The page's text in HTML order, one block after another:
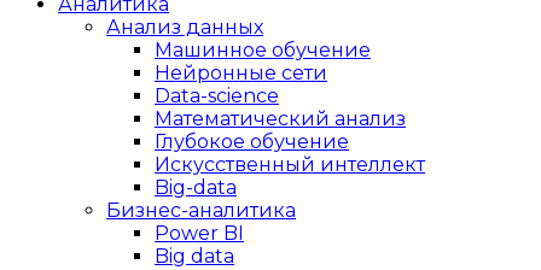
Анализ данных
Машинное обучение
Нейронные сети
Data-science
Математический анализ
Глубокое обучение
Искусственный интеллект
Big-data
Бизнес-аналитика
Power BI
Big data